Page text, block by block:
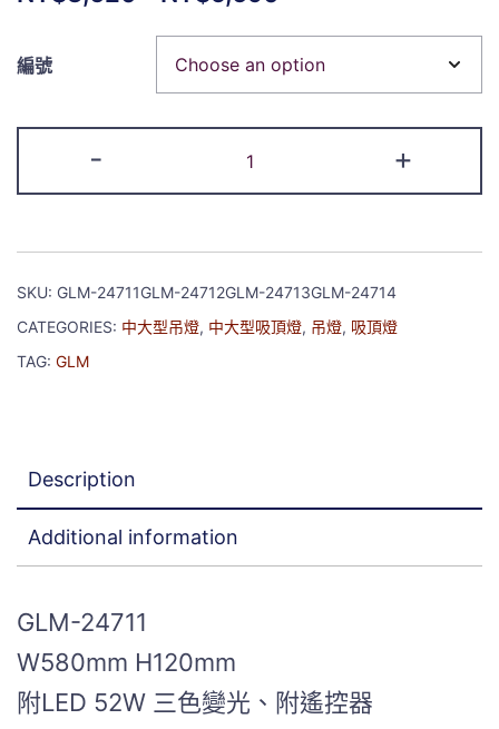
編號
- +
SKU: GLM-24711GLM-24712GLM-24713GLM-24714
CATEGORIES: 中大型吊燈, 中大型吸頂燈, 吊燈, 吸頂燈
TAG: GLM
Description
Additional information
GLM-24711
W580mm H120mm
附LED 52W 三色變光、附遙控器